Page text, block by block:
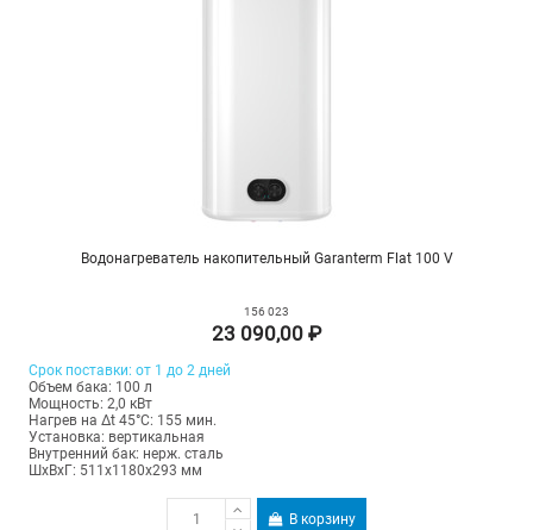
Водонагреватель накопительный Garanterm Flat 100 V
156 023
23 090,00 ₽
Срок поставки: от 1 до 2 дней
Объем бака: 100 л
Мощность: 2,0 кВт
Нагрев на Δt 45°С: 155 мин.
Установка: вертикальная
Внутренний бак: нерж. сталь
ШхВхГ: 511х1180х293 мм
В корзину